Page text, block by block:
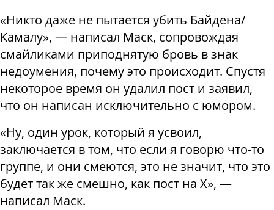
«Никто даже не пытается убить Байдена/
Камалу», — написал Маск, сопровождая
смайликами приподнятую бровь в знак
недоумения, почему это происходит. Спустя
некоторое время он удалил пост и заявил,
что он написан исключительно с юмором.
«Ну, один урок, который я усвоил,
заключается в том, что если я говорю что-то
группе, и они смеются, это не значит, что это
будет так же смешно, как пост на X», —
написал Маск.